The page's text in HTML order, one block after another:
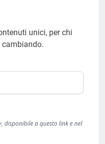
unici, per chi
cambiando.